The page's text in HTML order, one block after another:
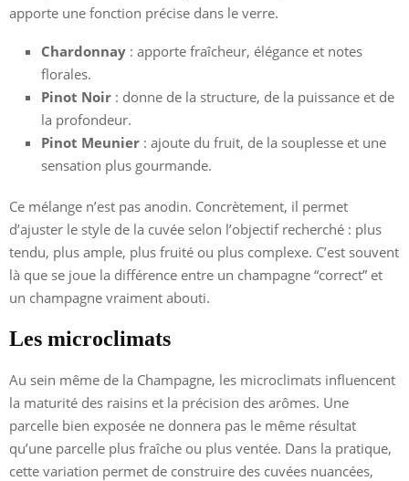
apporte une fonction précise dans le verre.
Chardonnay : apporte fraîcheur, élégance et notes
florales.
Pinot Noir : donne de la structure, de la puissance et de
la profondeur.
Pinot Meunier : ajoute du fruit, de la souplesse et une
sensation plus gourmande.
Ce mélange n’est pas anodin. Concrètement, il permet
d’ajuster le style de la cuvée selon l’objectif recherché : plus
tendu, plus ample, plus fruité ou plus complexe. C’est souvent
là que se joue la différence entre un champagne “correct” et
un champagne vraiment abouti.
Les microclimats
Au sein même de la Champagne, les microclimats influencent
la maturité des raisins et la précision des arômes. Une
parcelle bien exposée ne donnera pas le même résultat
qu’une parcelle plus fraîche ou plus ventée. Dans la pratique,
cette variation permet de construire des cuvées nuancées,